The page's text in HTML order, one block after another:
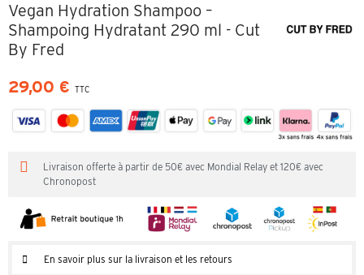
Vegan Hydration Shampoo –
Shampoing Hydratant 290 ml - Cut
By Fred
29,00 € TTC
Livraison offerte à partir de 50€ avec Mondial Relay et 120€ avec
Chronopost
En savoir plus sur la livraison et les retours